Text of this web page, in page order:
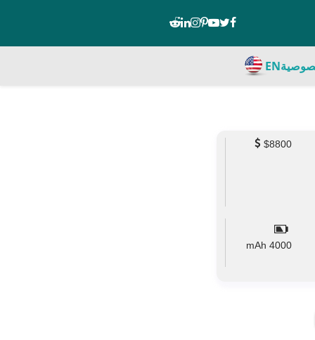
EN
$8800
4000
mAh